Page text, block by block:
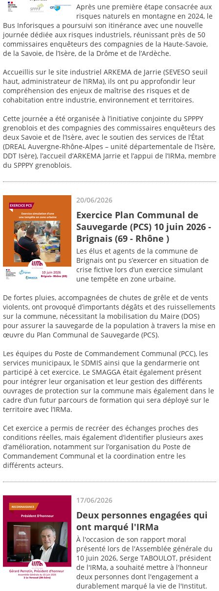
Après une première étape consacrée aux
risques naturels en montagne en 2024, le
Bus Inforisques a poursuivi son itinérance avec une nouvelle
journée dédiée aux risques industriels, réunissant près de 50
commissaires enquêteurs des compagnies de la Haute-Savoie,
de la Savoie, de l’Isère, de la Drôme et de l’Ardèche.
Accueillis sur le site industriel ARKEMA de Jarrie (SEVESO seuil
haut, administrateur de l’IRMa), ils ont pu approfondir leur
compréhension des enjeux de maîtrise des risques et de
cohabitation entre industrie, environnement et territoires.
Cette journée a été organisée à l’initiative conjointe du SPPPY
grenoblois et des compagnies des commissaires enquêteurs des
deux Savoie et de l’Isère, avec le soutien des services de l’État
(DREAL Auvergne-Rhône-Alpes – unité départementale de l’Isère,
DDT Isère), l’accueil d’ARKEMA Jarrie et l’appui de l’IRMa, membre
du SPPPY grenoblois.
20/06/2026
Exercice Plan Communal de
Sauvegarde (PCS) 10 juin 2026 -
Brignais (69 - Rhône )
Les élus et agents de la commune de
Brignais ont pu s’exercer en situation de
crise fictive lors d’un exercice simulant
une tempête en zone urbaine.
De fortes pluies, accompagnées de chutes de grêle et de vents
violents, ont provoqué d’importants dégâts et des ruissellements
sur la commune, nécessitant la mobilisation du Maire (DOS)
pour assurer la sauvegarde de la population à travers la mise en
œuvre du Plan Communal de Sauvegarde (PCS).
Les équipes du Poste de Commandement Communal (PCC), les
services municipaux, le SDMIS ainsi que la gendarmerie ont
participé à cet exercice. Le SMAGGA était également présent
pour intégrer leur organisation et leur gestion des différents
ouvrages de protection sur la commune mais également dans le
cadre d’un futur parcours de formation qui sera déployé sur le
territoire avec l’IRMa.
Cet exercice a permis de recréer des échanges proches des
conditions réelles, mais également d’identifier plusieurs axes
d’amélioration, notamment sur l’organisation du Poste de
Commandement Communal et la coordination entre les
différents acteurs.
17/06/2026
Deux personnes engagées qui
ont marqué l'IRMa
À l'occasion de son rapport moral
présenté lors de l'Assemblée générale du
10 juin 2026, Serge TABOULOT, président
de l'IRMa, a souhaité mettre à l'honneur
deux personnes dont l'engagement a
durablement marqué la vie de l'Institut.